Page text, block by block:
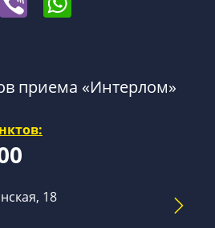
приема «Интерлом»
18